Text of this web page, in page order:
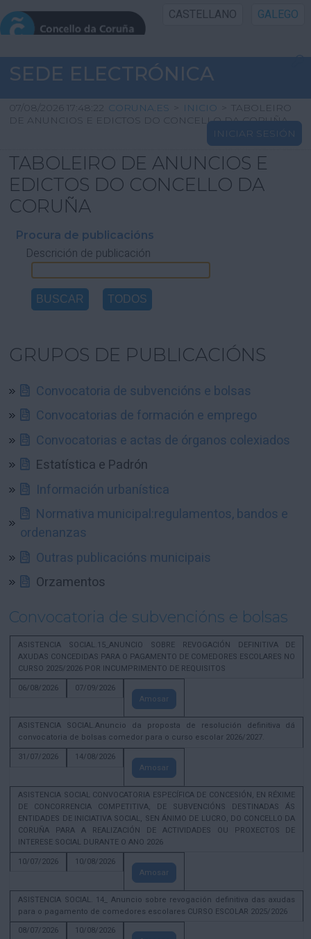
CASTELLANO GALEGO
INICIO SEDE
INICIO
INFORMACIÓN PÚBLICA
CARTAFOL CIDADÁN
AXUDA
SEDE ELECTRÓNICA
07/08/2026 17:48:22 CORUNA.ES > INICIO > TABOLEIRO
DE ANUNCIOS E EDICTOS DO CONCELLO DA CORUÑA
INICIAR SESIÓN
TABOLEIRO DE ANUNCIOS E
EDICTOS DO CONCELLO DA
CORUÑA
Procura de publicacións
Descrición de publicación
GRUPOS DE PUBLICACIÓNS
Convocatoria de subvencións e bolsas
Convocatorias de formación e emprego
Convocatorias e actas de órganos colexiados
Estatística e Padrón
Información urbanística
Normativa municipal:regulamentos, bandos e
ordenanzas
Outras publicacións municipais
Orzamentos
Convocatoria de subvencións e bolsas
ASISTENCIA SOCIAL.15_ANUNCIO SOBRE REVOGACIÓN DEFINITIVA DE
AXUDAS CONCEDIDAS PARA O PAGAMENTO DE COMEDORES ESCOLARES NO
CURSO 2025/2026 POR INCUMPRIMENTO DE REQUISITOS
06/08/2026
07/09/2026
Amosar
ASISTENCIA SOCIAL.Anuncio da proposta de resolución definitiva dá
convocatoria de bolsas comedor para o curso escolar 2026/2027.
31/07/2026
14/08/2026
Amosar
ASISTENCIA SOCIAL CONVOCATORIA ESPECÍFICA DE CONCESIÓN, EN RÉXIME
DE CONCORRENCIA COMPETITIVA, DE SUBVENCIÓNS DESTINADAS ÁS
ENTIDADES DE INICIATIVA SOCIAL, SEN ÁNIMO DE LUCRO, DO CONCELLO DA
CORUÑA PARA A REALIZACIÓN DE ACTIVIDADES OU PROXECTOS DE
INTERESE SOCIAL DURANTE O ANO 2026
10/07/2026
10/08/2026
Amosar
ASISTENCIA SOCIAL. 14_ Anuncio sobre revogación definitiva das axudas
para o pagamento de comedores escolares CURSO ESCOLAR 2025/2026
08/07/2026
10/08/2026